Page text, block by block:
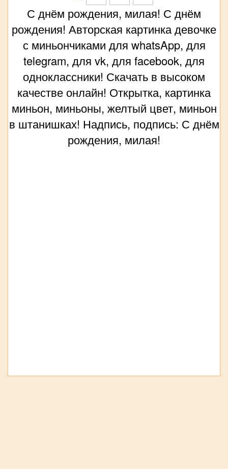
С днём рождения, милая! С днём
рождения! Авторская картинка девочке
с миньончиками для whatsApp, для
telegram, для vk, для facebook, для
одноклассники! Скачать в высоком
качестве онлайн! Открытка, картинка
миньон, миньоны, желтый цвет, миньон
в штанишках! Надпись, подпись: С днём
рождения, милая!